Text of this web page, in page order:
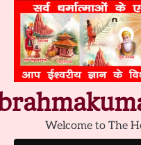
content
Welcome to The